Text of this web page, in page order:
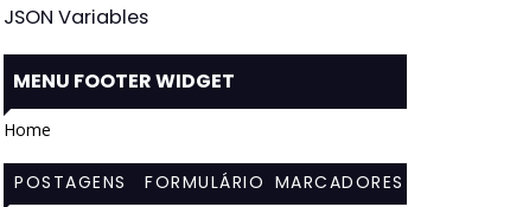
JSON Variables
MENU FOOTER WIDGET
Home
POSTAGENS
FORMULÁRIO MARCADORES